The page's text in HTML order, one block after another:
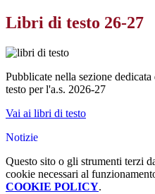
Libri di testo 26-27
Pubblicate nella sezione
testo per l'a.s. 2026-27
Vai ai libri di testo
Notizie
Questo sito o gli strumenti terzi
cookie necessari al
COOKIE POLICY.